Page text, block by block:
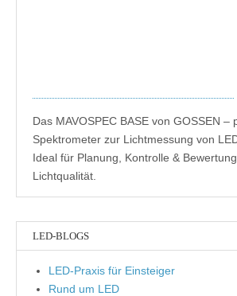
Das MAVOSPEC BASE von GOSSEN –
Spektrometer zur Lichtmessung von
Ideal für Planung, Kontrolle &
Lichtqualität.
LED-BLOGS
LED-Praxis für Einsteiger
Rund um LED